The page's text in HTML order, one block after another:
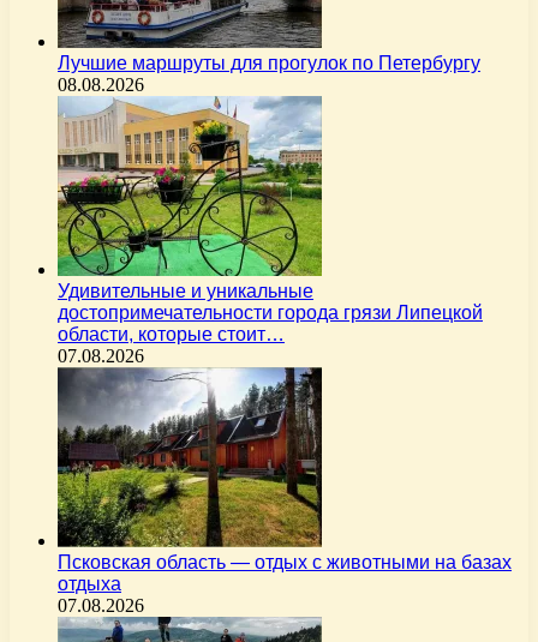
Лучшие маршруты для прогулок по Петербургу
08.08.2026
Удивительные и уникальные
достопримечательности города грязи Липецкой
области, которые стоит…
07.08.2026
Псковская область — отдых с животными на базах
отдыха
07.08.2026